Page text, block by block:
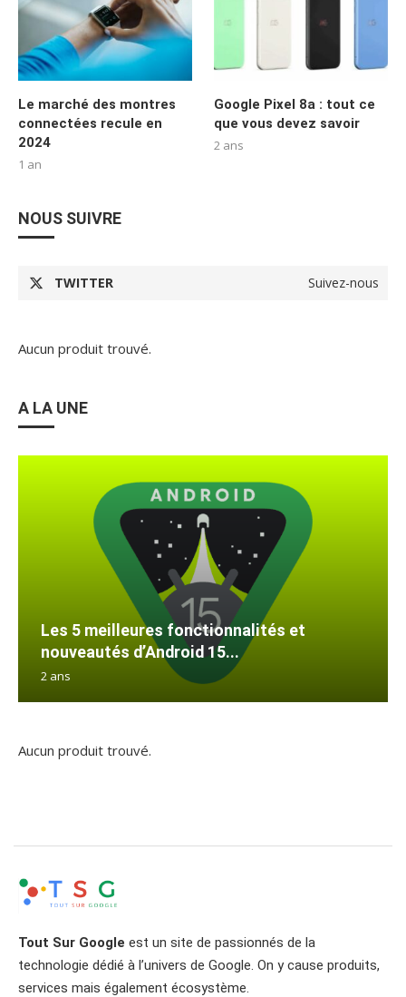
Le marché des montres
connectées recule en
2024
1 an
Google Pixel 8a : tout ce
que vous devez savoir
2 ans
NOUS SUIVRE
TWITTER Suivez-nous
Aucun produit trouvé.
A LA UNE
Les 5 meilleures fonctionnalités et
nouveautés d’Android 15...
2 ans
Aucun produit trouvé.
Tout Sur Google est un site de passionnés de la
technologie dédié à l’univers de Google. On y cause produits,
services mais également écosystème.